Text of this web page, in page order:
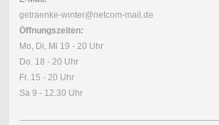
getraenke-winter@netcom-mail.de
Öffnungszeiten:
Mo, Di, Mi 19 - 20 Uhr
Do. 18 - 20 Uhr
Fr. 15 - 20 Uhr
Sa 9 - 12.30 Uhr